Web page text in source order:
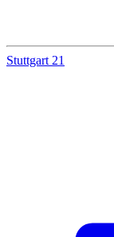
Stuttgart 21